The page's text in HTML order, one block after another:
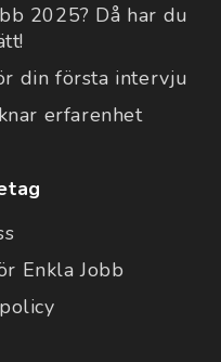
2025? Då har du
din första intervju
erfarenhet
Enkla Jobb